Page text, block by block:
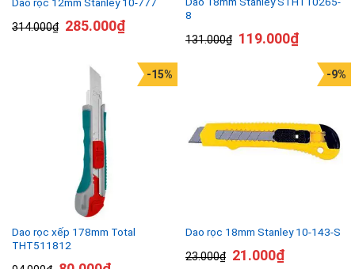
314.000₫ 285.000₫
8
131.000₫ 119.000₫
Dao rọc xếp 178mm Total
THT511812
-15%
Dao rọc 18mm Stanley 10-143-S
23.000₫
-9%
21.000₫